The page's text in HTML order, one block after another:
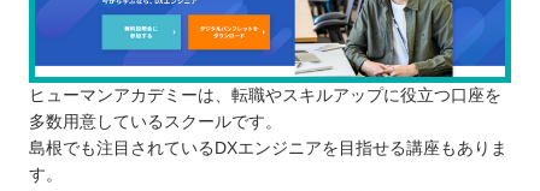
ヒューマンアカデミーは、転職やスキルアップに役立つ口座を
多数用意しているスクールです。
島根でも注目されているDXエンジニアを目指せる講座もありま
す。